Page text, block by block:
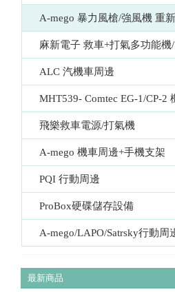
A-mego 暴力風槍/強風機 重
麻新電子 救車+打氣多功能機
ALC 汽機車周邊
MHT539- Comtec EG-1/CP-2
飛樂救車電源/打氣機
A-mego 機車周邊+手機支架
PQI 行動周邊
ProBox硬碟儲存設備
A-mego/LAPO/Satrsky行動周
最新商品